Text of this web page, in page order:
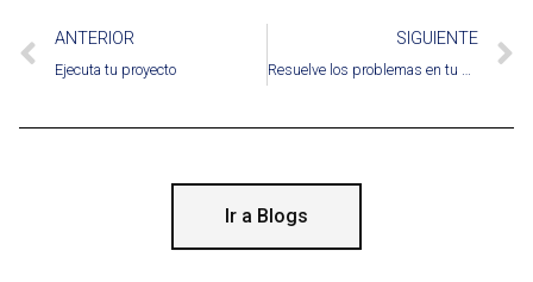
ANTERIOR
Ejecuta tu proyecto
SIGUIENTE
Ir a Blogs